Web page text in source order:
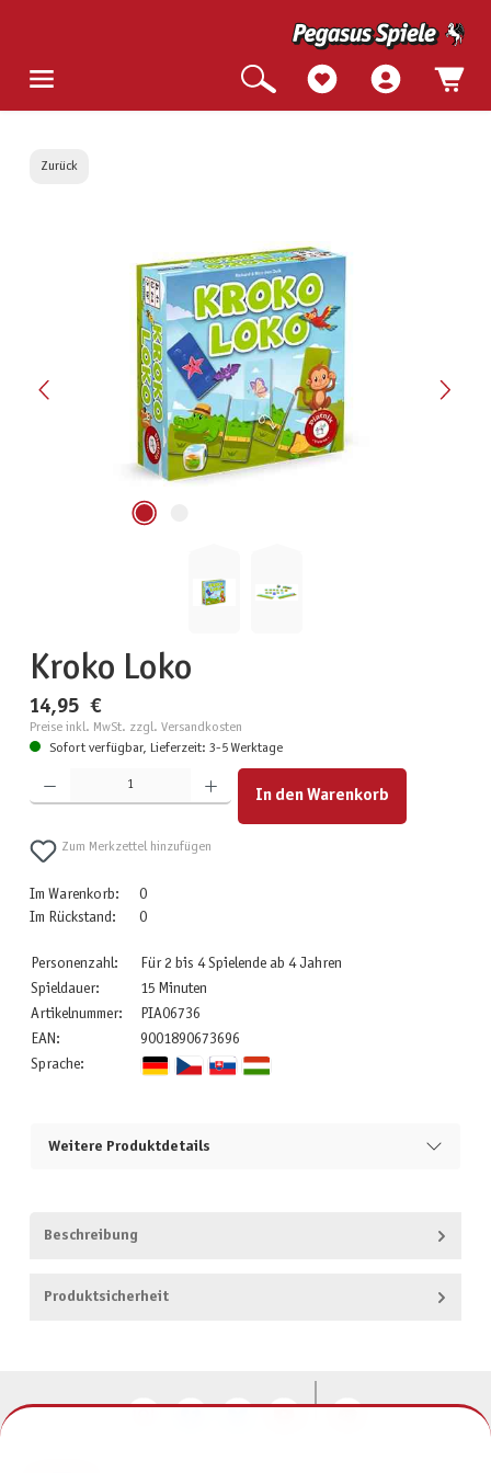
Zurück
Bildergalerie überspringen
Kroko Loko
14,95 €
Preise inkl. MwSt. zzgl. Versandkosten
Sofort verfügbar, Lieferzeit: 3-5 Werktage
Produkt Anzahl: Gib den gewünschten Wert ein oder benutze die Schaltflächen um die Anzahl zu
In den Warenkorb
Zum Merkzettel hinzufügen
Im Warenkorb:
0
Im Rückstand:
0
Personenzahl:
Für 2 bis 4 Spielende ab 4 Jahren
Spieldauer:
15 Minuten
Artikelnummer:
PIA06736
EAN:
9001890673696
Sprache:
Weitere Produktdetails
Beschreibung
Produktsicherheit